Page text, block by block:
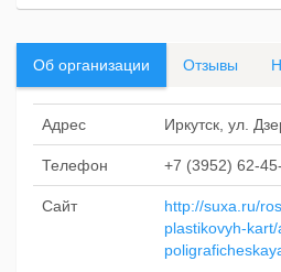
Об организации Отзывы
Адрес Иркутск, ул.
Телефон +7 (3952) 62-45-
Сайт
http://suxa.ru/
plastikovyh-